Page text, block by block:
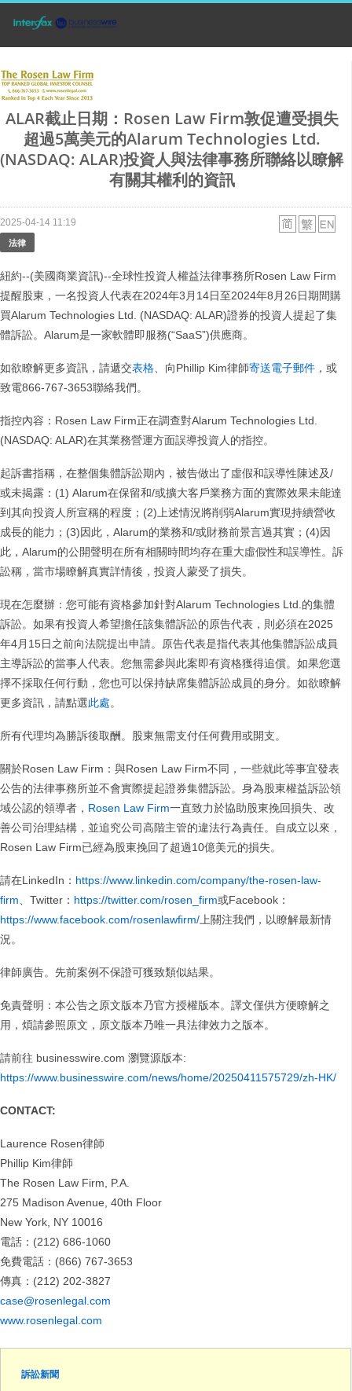
ALAR截止日期：Rosen Law Firm敦促遭受損失
超過5萬美元的Alarum Technologies Ltd.
(NASDAQ: ALAR)投資人與法律事務所聯絡以瞭解
有關其權利的資訊
2025-04-14 11:19
法律
紐約--(美國商業資訊)--全球性投資人權益法律事務所Rosen Law Firm
提醒股東，一名投資人代表在2024年3月14日至2024年8月26日期間購
買Alarum Technologies Ltd. (NASDAQ: ALAR)證券的投資人提起了集
體訴訟。Alarum是一家軟體即服務(“SaaS”)供應商。
如欲瞭解更多資訊，請遞交表格、向Phillip Kim律師寄送電子郵件 ，或
致電866-767-3653聯絡我們。
指控內容：Rosen Law Firm正在調查對Alarum Technologies Ltd.
(NASDAQ: ALAR)在其業務營運方面誤導投資人的指控。
起訴書指稱，在整個集體訴訟期內，被告做出了虛假和誤導性陳述及/
或未揭露：(1) Alarum在保留和/或擴大客戶業務方面的實際效果未能達
到其向投資人所宣稱的程度；(2)上述情況將削弱Alarum實現持續營收
成長的能力；(3)因此，Alarum的業務和/或財務前景言過其實；(4)因
此，Alarum的公開聲明在所有相關時間均存在重大虛假性和誤導性。訴
訟稱，當市場瞭解真實詳情後，投資人蒙受了損失。
現在怎麼辦：您可能有資格參加針對Alarum Technologies Ltd.的集體
訴訟。如果有投資人希望擔任該集體訴訟的原告代表，則必須在2025
年4月15日之前向法院提出申請。原告代表是指代表其他集體訴訟成員
主導訴訟的當事人代表。您無需參與此案即有資格獲得追償。如果您選
擇不採取任何行動，您也可以保持缺席集體訴訟成員的身分。如欲瞭解
更多資訊，請點選此處。
所有代理均為勝訴後取酬。股東無需支付任何費用或開支。
關於Rosen Law Firm：與Rosen Law Firm不同，一些就此等事宜發表
公告的法律事務所並不會實際提起證券集體訴訟。身為股東權益訴訟領
域公認的領導者， Rosen Law Firm一直致力於協助股東挽回損失、改
善公司治理結構，並追究公司高階主管的違法行為責任。自成立以來，
Rosen Law Firm已經為股東挽回了超過10億美元的損失。
請在LinkedIn： https://www.linkedin.com/company/the-rosen-law-
firm、Twitter： https://twitter.com/rosen_firm或Facebook：
https://www.facebook.com/rosenlawfirm/上關注我們，以瞭解最新情
況。
律師廣告。先前案例不保證可獲致類似結果。
免責聲明：本公告之原文版本乃官方授權版本。譯文僅供方便瞭解之
用，煩請參照原文，原文版本乃唯一具法律效力之版本。
請前往 businesswire.com 瀏覽源版本:
https://www.businesswire.com/news/home/20250411575729/zh-HK/
CONTACT:
Laurence Rosen律師
Phillip Kim律師
The Rosen Law Firm, P.A.
275 Madison Avenue, 40th Floor
New York, NY 10016
電話：(212) 686-1060
免費電話：(866) 767-3653
傳真：(212) 202-3827
case@rosenlegal.com
www.rosenlegal.com
訴訟新聞